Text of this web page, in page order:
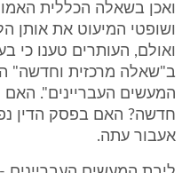
ואכן בשאלה הכללית
ושופטי המיעוט את אותן
ואולם, העותרים טענו כי
ב"שאלה מרכזית וחדשה"
המעשים העבריינים".
חדשה? האם בפסק הדין
אעבור עתה.